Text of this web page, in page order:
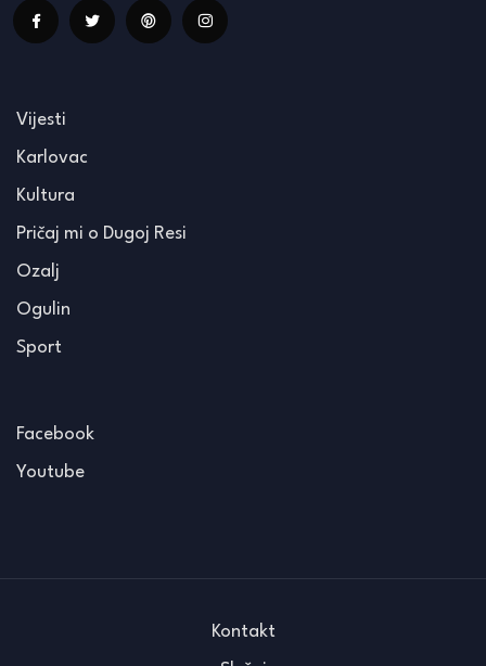
Vijesti
Karlovac
Kultura
Pričaj mi o Dugoj Resi
Ozalj
Ogulin
Sport
Facebook
Youtube
Kontakt